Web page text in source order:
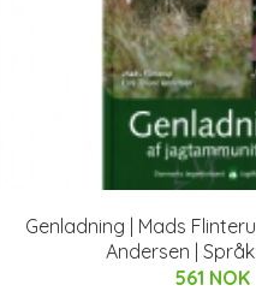
Genladning | Mads
Andersen |
561 NOK